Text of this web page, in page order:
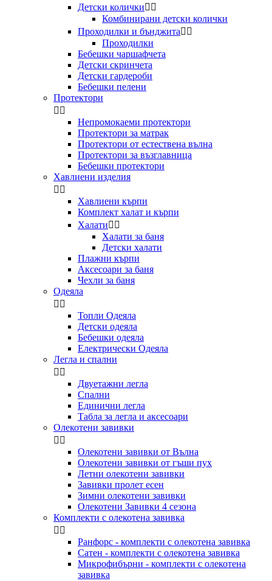
Детски колички 
Комбинирани детски колички
Проходилки и бънджита 
Проходилки
Бебешки чаршафчета
Детски скринчета
Детски гардероби
Бебешки пелени
Протектори
 
Непромокаеми протектори
Протектори за матрак
Протектори от естествена вълна
Протектори за възглавница
Бебешки протектори
Хавлиени изделия
 
Хавлиени кърпи
Комплект халат и кърпи
Халати 
Халати за баня
Детски халати
Плажни кърпи
Аксесоари за баня
Чехли за баня
Одеяла
 
Топли Одеяла
Детски одеяла
Бебешки одеяла
Електрически Одеяла
Легла и спални
 
Двуетажни легла
Спални
Единични легла
Табла за легла и аксесоари
Олекотени завивки
 
Олекотени завивки от Вълна
Олекотени завивки от гъши пух
Летни олекотени завивки
Завивки пролет есен
Зимни олекотени завивки
Олекотени Завивки 4 сезона
Комплекти с олекотена завивка
 
Ранфорс - комплекти с олекотена завивка
Сатен - комплекти с олекотена завивка
Микрофибърни - комплекти с олекотена
завивка